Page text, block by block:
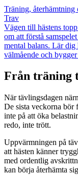
Träning, återhämtning
Trav
Vägen till hästens
om att förstå
mental balans. Lär dig
välmående och
Från träning
När tävlingsdagen
De sista veckorna bör
inte på att öka
redo, inte trött.
Uppvärmningen på
att hästen känner
med ordentlig
kan börja återhämta